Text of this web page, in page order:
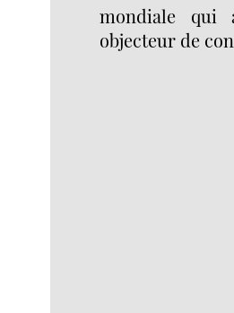
mondiale qui
objecteur de